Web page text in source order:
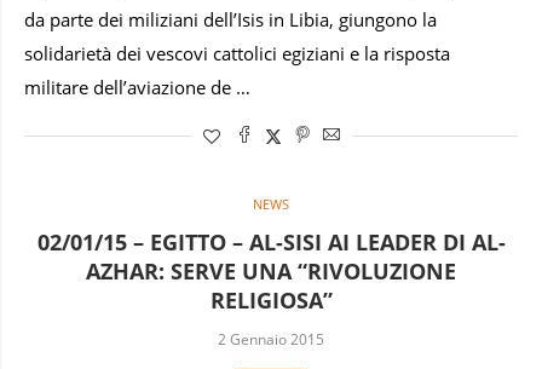
da parte dei miliziani dell’Isis in Libia, giungono la
solidarietà dei vescovi cattolici egiziani e la risposta
militare dell’aviazione de …
NEWS
02/01/15 – EGITTO – AL-SISI AI LEADER DI AL-
AZHAR: SERVE UNA “RIVOLUZIONE
RELIGIOSA”
2 Gennaio 2015